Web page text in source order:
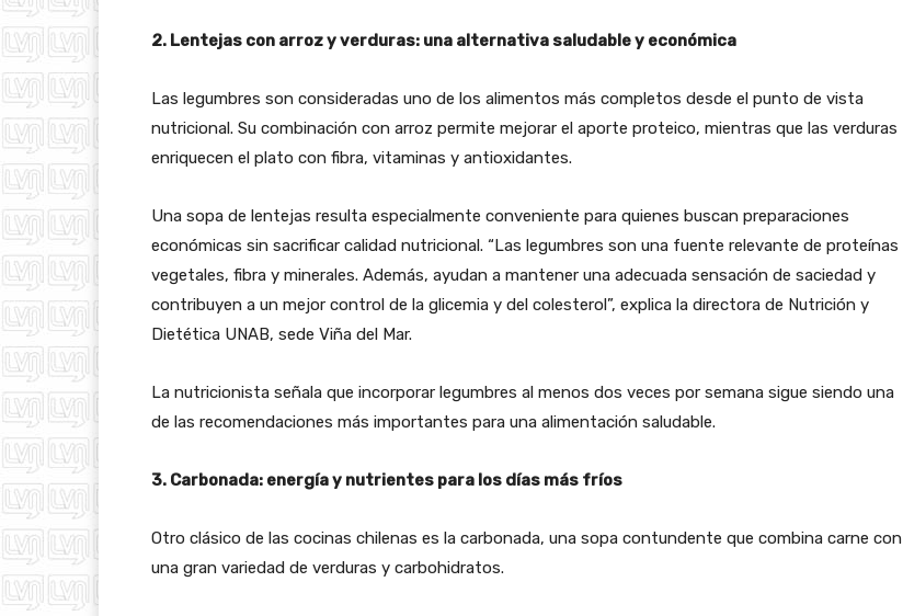
2. Lentejas con arroz y verduras: una alternativa saludable y económica
Las legumbres son consideradas uno de los alimentos más completos desde el punto de vista
nutricional. Su combinación con arroz permite mejorar el aporte proteico, mientras que las verduras
enriquecen el plato con fibra, vitaminas y antioxidantes.
Una sopa de lentejas resulta especialmente conveniente para quienes buscan preparaciones
económicas sin sacrificar calidad nutricional. “Las legumbres son una fuente relevante de proteínas
vegetales, fibra y minerales. Además, ayudan a mantener una adecuada sensación de saciedad y
contribuyen a un mejor control de la glicemia y del colesterol”, explica la directora de Nutrición y
Dietética UNAB, sede Viña del Mar.
La nutricionista señala que incorporar legumbres al menos dos veces por semana sigue siendo una
de las recomendaciones más importantes para una alimentación saludable.
3. Carbonada: energía y nutrientes para los días más fríos
Otro clásico de las cocinas chilenas es la carbonada, una sopa contundente que combina carne con
una gran variedad de verduras y carbohidratos.